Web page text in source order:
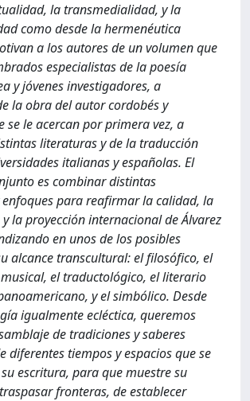
la transmedialidad, y la
como desde la hermenéutica
a los autores de un volumen que
especialistas de la poesía
y jóvenes investigadores, a
la obra del autor cordobés y
se le acercan por primera vez, a
literaturas y de la traducción
italianas y españolas. El
es combinar distintas
enfoques para reafirmar la calidad, la
la proyección internacional de Álvarez
en unos de los posibles
alcance transcultural: el filosófico, el
el traductológico, el literario
y el simbólico. Desde
igualmente ecléctica, queremos
de tradiciones y saberes
diferentes tiempos y espacios que se
escritura, para que muestre su
fronteras, de establecer